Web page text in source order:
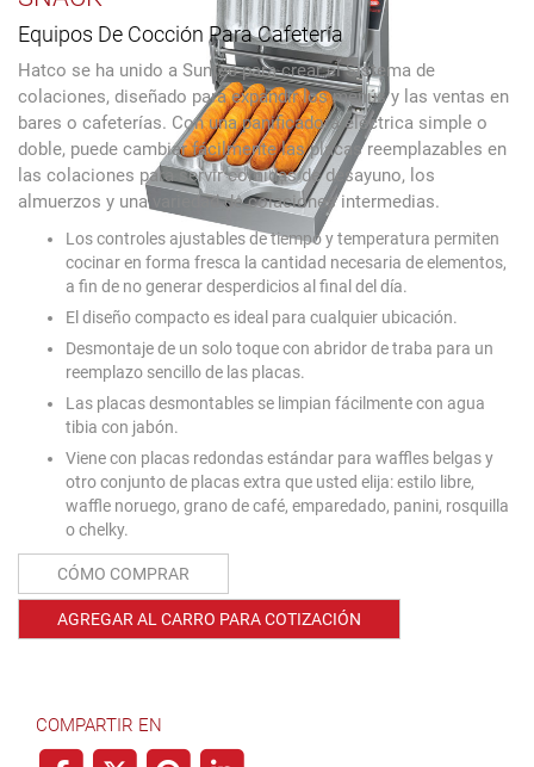
Equipos De Cocción Para Cafetería
Hatco se ha unido a Suntec para crear el Sistema de
colaciones, diseñado para expandir los menús y las ventas en
bares o cafeterías. Con una panificadora eléctrica simple o
doble, puede cambiar fácilmente las placas reemplazables en
las colaciones para servir comidas de desayuno, los
almuerzos y una variedad de colaciones intermedias.
Los controles ajustables de tiempo y temperatura permiten
cocinar en forma fresca la cantidad necesaria de elementos,
a fin de no generar desperdicios al final del día.
El diseño compacto es ideal para cualquier ubicación.
Desmontaje de un solo toque con abridor de traba para un
reemplazo sencillo de las placas.
Las placas desmontables se limpian fácilmente con agua
tibia con jabón.
Viene con placas redondas estándar para waffles belgas y
otro conjunto de placas extra que usted elija: estilo libre,
waffle noruego, grano de café, emparedado, panini, rosquilla
o chelky.
CÓMO COMPRAR
AGREGAR AL CARRO PARA COTIZACIÓN
COMPARTIR EN